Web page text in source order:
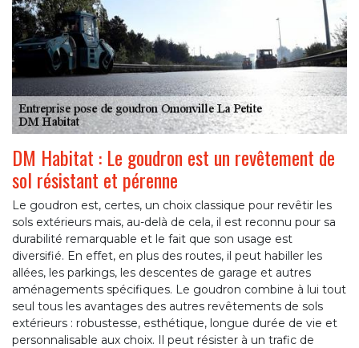
DM Habitat : Le goudron est un revêtement de
sol résistant et pérenne
Le goudron est, certes, un choix classique pour revêtir les
sols extérieurs mais, au-delà de cela, il est reconnu pour sa
durabilité remarquable et le fait que son usage est
diversifié. En effet, en plus des routes, il peut habiller les
allées, les parkings, les descentes de garage et autres
aménagements spécifiques. Le goudron combine à lui tout
seul tous les avantages des autres revêtements de sols
extérieurs : robustesse, esthétique, longue durée de vie et
personnalisable aux choix. Il peut résister à un trafic de